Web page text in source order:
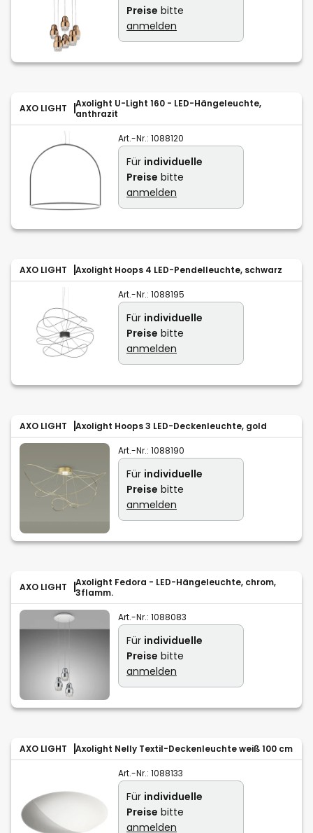
Preise bitte
anmelden
AXO LIGHT
Axolight U-Light 160 - LED-Hängeleuchte,
anthrazit
Art.-Nr.: 1088120
Für individuelle
Preise bitte
anmelden
AXO LIGHT Axolight Hoops 4 LED-Pendelleuchte, schwarz
Art.-Nr.: 1088195
Für individuelle
Preise bitte
anmelden
AXO LIGHT Axolight Hoops 3 LED-Deckenleuchte, gold
Art.-Nr.: 1088190
Für individuelle
Preise bitte
anmelden
AXO LIGHT
Axolight Fedora - LED-Hängeleuchte, chrom,
3flamm.
Art.-Nr.: 1088083
Für individuelle
Preise bitte
anmelden
AXO LIGHT Axolight Nelly Textil-Deckenleuchte weiß 100 cm
Art.-Nr.: 1088133
Für individuelle
Preise bitte
anmelden